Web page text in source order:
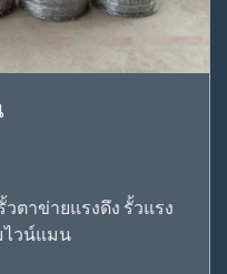
ตาข่ายแรงดึง รั้วแรง
ไวน์แมน